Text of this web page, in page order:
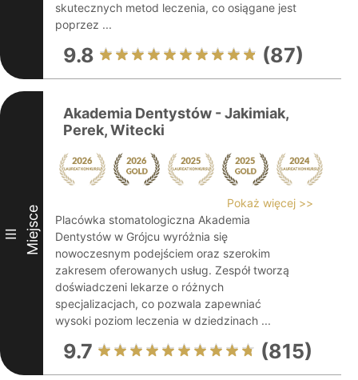
skutecznych metod leczenia, co osiągane jest
poprzez ...
9.8 (87)
III Miejsce
Akademia Dentystów - Jakimiak,
Perek, Witecki
Pokaż więcej >>
Placówka stomatologiczna Akademia
Dentystów w Grójcu wyróżnia się
nowoczesnym podejściem oraz szerokim
zakresem oferowanych usług. Zespół tworzą
doświadczeni lekarze o różnych
specjalizacjach, co pozwala zapewniać
wysoki poziom leczenia w dziedzinach ...
9.7 (815)